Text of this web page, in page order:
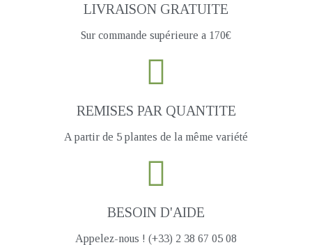
LIVRAISON GRATUITE
Sur commande supérieure a 170€
REMISES PAR QUANTITE
A partir de 5 plantes de la même variété
BESOIN D'AIDE
Appelez-nous ! (+33) 2 38 67 05 08